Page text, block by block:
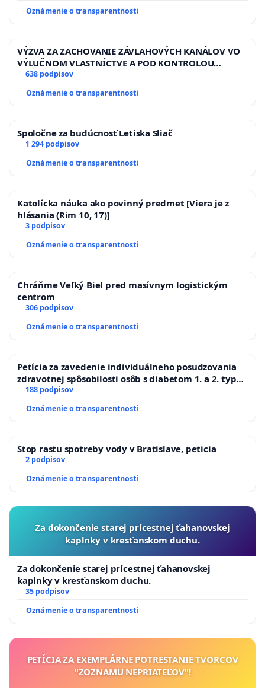
ĎUMBIERSKEJ/MAGU
Oznámenie o transparentnosti
VÝZVA ZA ZACHOVANIE ZÁVLAHOVÝCH KANÁLOV VO
VÝLUČNOM VLASTNÍCTVE A POD KONTROLOU
SLOVENSKEJ REPUBLIKY & žiadosť na riešenie
kanálov na Slovensku
638 podpisov
Oznámenie o transparentnosti
Spoločne za budúcnosť Letiska Sliač
1 294 podpisov
Oznámenie o transparentnosti
Katolícka náuka ako povinný predmet [Viera je z
hlásania (Rim 10, 17)]
3 podpisov
Oznámenie o transparentnosti
Chráňme Veľký Biel pred masívnym logistickým
centrom
306 podpisov
Oznámenie o transparentnosti
Petícia za zavedenie individuálneho posudzovania
zdravotnej spôsobilosti osôb s diabetom 1. a 2. typu
pri prijímaní do Policajného zboru SR
188 podpisov
Oznámenie o transparentnosti
Stop rastu spotreby vody v Bratislave, peticia
2 podpisov
Oznámenie o transparentnosti
Za dokončenie starej prícestnej ťahanovskej
kaplnky v kresťanskom duchu.
Za dokončenie starej prícestnej ťahanovskej
kaplnky v kresťanskom duchu.
35 podpisov
Oznámenie o transparentnosti
PETÍCIA ZA EXEMPLÁRNE POTRESTANIE TVORCOV
"ZOZNAMU NEPRIATEĽOV"!